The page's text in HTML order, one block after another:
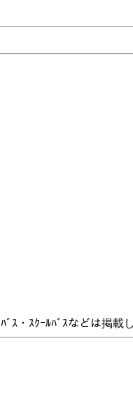
ﾞｽ・ｽｸｰﾙﾊﾞｽなどは掲載